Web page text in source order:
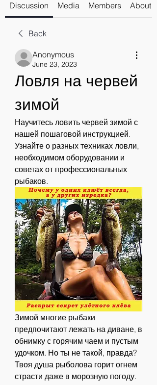
Discussion Media Members About
Back
Anonymous
June 23, 2023
Ловля на червей
зимой
Научитесь ловить червей зимой с
нашей пошаговой инструкцией.
Узнайте о разных техниках ловли,
необходимом оборудовании и
советах от профессиональных
рыбаков.
Зимой многие рыбаки
предпочитают лежать на диване, в
обнимку с горячим чаем и пустым
удочком. Но ты не такой, правда?
Твоя душа рыболова горит огнем
страсти даже в морозную погоду.